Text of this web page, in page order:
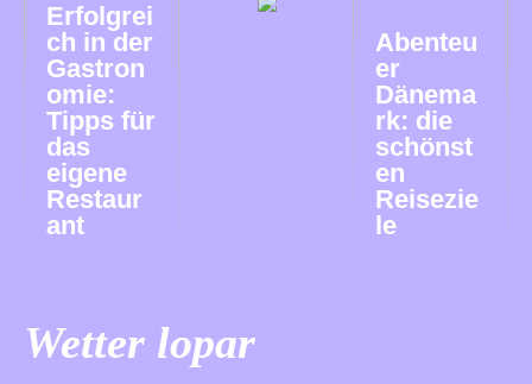
Erfolgrei
ch in der
Gastron
omie:
Tipps für
das
eigene
Restaur
ant
Abenteu
er
Dänema
rk: die
schönst
en
Reisezie
le
Wetter lopar